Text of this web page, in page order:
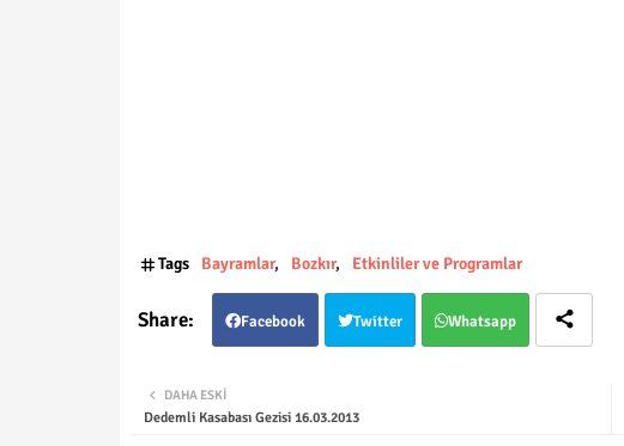
Tags Bayramlar Bozkır Etkinliler ve Programlar
Facebook Twitter Whatsapp
DAHA ESKI
Dedemli Kasabası Gezisi 16.03.2013